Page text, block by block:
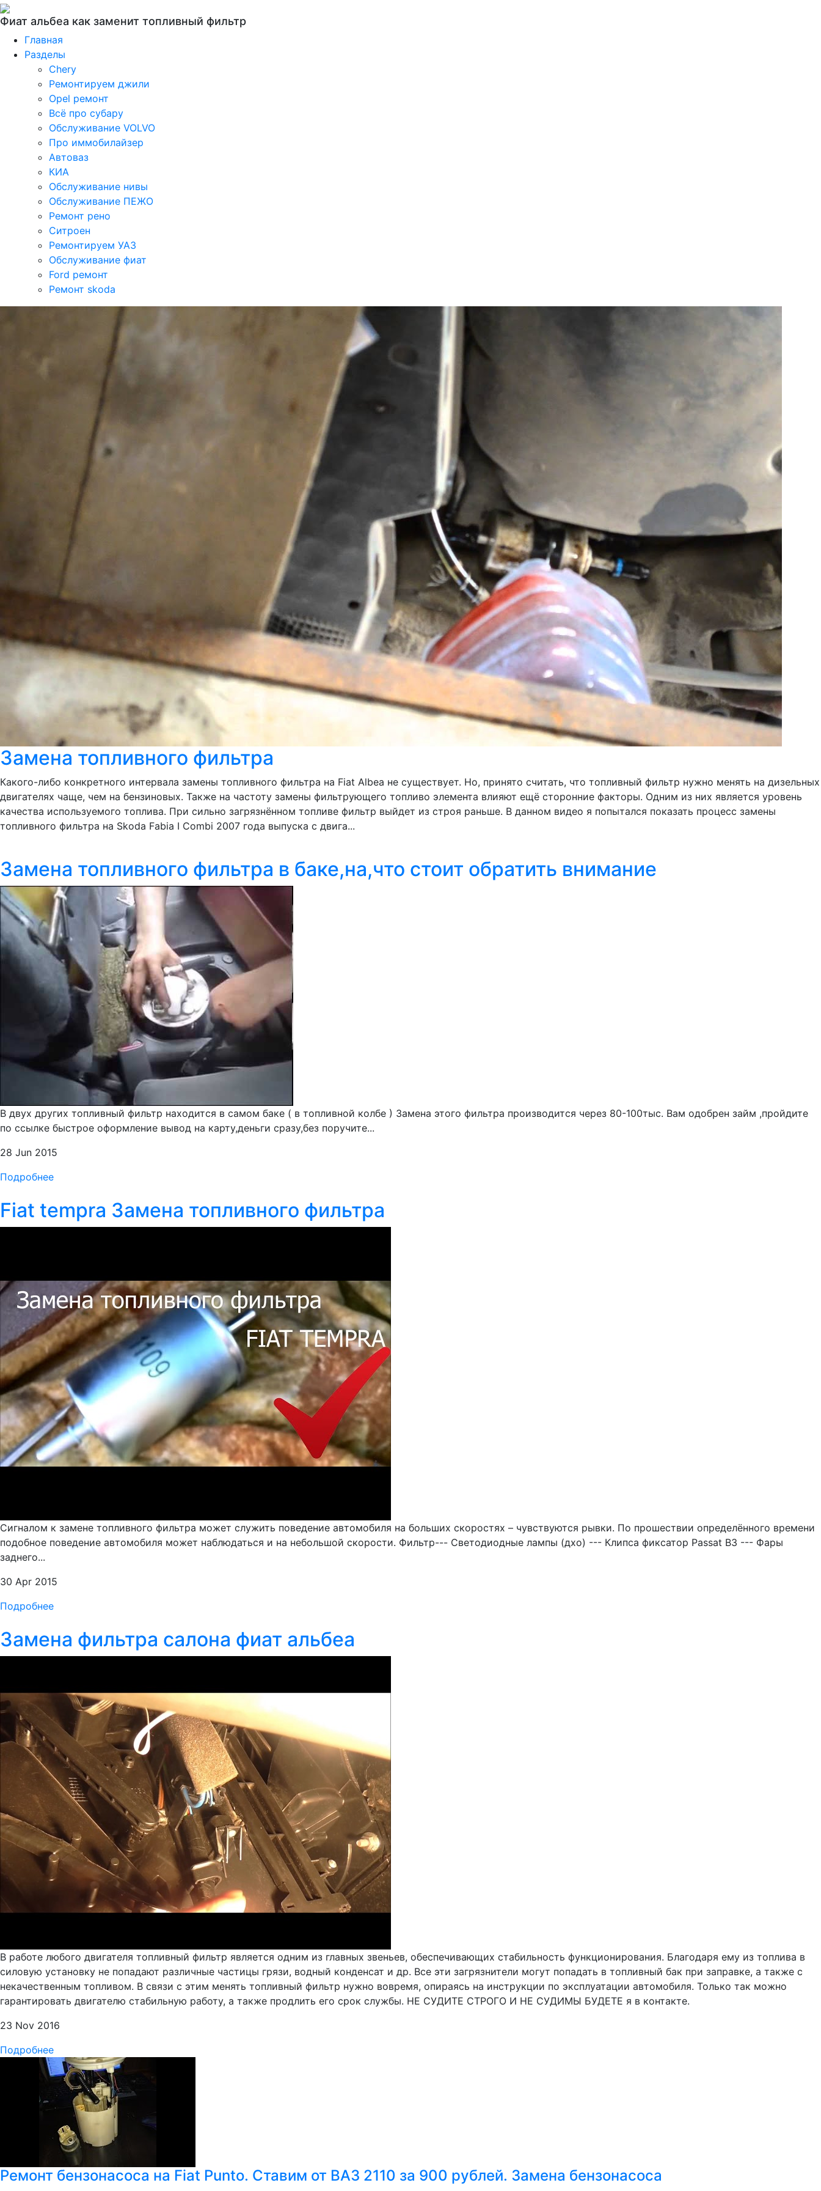
Фиат альбеа как заменит топливный фильтр
Главная
Разделы
Chery
Ремонтируем джили
Opel ремонт
Всё про субару
Обслуживание VOLVO
Про иммобилайзер
Автоваз
КИА
Обслуживание нивы
Обслуживание ПЕЖО
Ремонт рено
Ситроен
Ремонтируем УАЗ
Обслуживание фиат
Ford ремонт
Ремонт skoda
Замена топливного фильтра
Какого-либо конкретного интервала замены топливного фильтра на Fiat Albea не существует. Но, принято считать, что топливный фильтр нужно менять на дизельных
двигателях чаще, чем на бензиновых. Также на частоту замены фильтрующего топливо элемента влияют ещё сторонние факторы. Одним из них является уровень
качества используемого топлива. При сильно загрязнённом топливе фильтр выйдет из строя раньше. В данном видео я попытался показать процесс замены
топливного фильтра на Skoda Fabia I Combi 2007 года выпуска с двига...
Замена топливного фильтра в баке,на,что стоит обратить внимание
В двух других топливный фильтр находится в самом баке ( в топливной колбе ) Замена этого фильтра производится через 80-100тыс. Вам одобрен займ ,пройдите
по ссылке быстрое оформление вывод на карту,деньги сразу,без поручите...
28 Jun 2015
Подробнее
Fiat tempra Замена топливного фильтра
Сигналом к замене топливного фильтра может служить поведение автомобиля на больших скоростях – чувствуются рывки. По прошествии определённого времени
подобное поведение автомобиля может наблюдаться и на небольшой скорости. Фильтр--- Светодиодные лампы (дхо) --- Клипса фиксатор Passat B3 --- Фары
заднего...
30 Apr 2015
Подробнее
Замена фильтра салона фиат альбеа
В работе любого двигателя топливный фильтр является одним из главных звеньев, обеспечивающих стабильность функционирования. Благодаря ему из топлива в
силовую установку не попадают различные частицы грязи, водный конденсат и др. Все эти загрязнители могут попадать в топливный бак при заправке, а также с
некачественным топливом. В связи с этим менять топливный фильтр нужно вовремя, опираясь на инструкции по эксплуатации автомобиля. Только так можно
гарантировать двигателю стабильную работу, а также продлить его срок службы. НЕ СУДИТЕ СТРОГО И НЕ СУДИМЫ БУДЕТЕ я в контакте.
23 Nov 2016
Подробнее
Ремонт бензонасоса на Fiat Punto. Ставим от ВАЗ 2110 за 900 рублей. Замена бензонасоса